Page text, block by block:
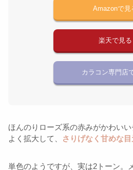
Amazonで見
楽天で見る
カラコン専門店
ほんのりローズ系の赤みがかわい
よく拡大して、
さりげなく甘めな目
単色のようですが、実は2トーン。